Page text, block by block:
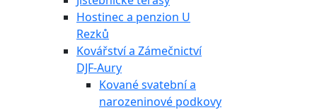
Hostinec a penzion U
Rezků
Kovářství a Zámečnictví
DJF-Aury
Kované svatební a
narozeninové podkovy